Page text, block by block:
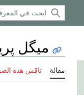
ميگل
مقالة ناقش هذه